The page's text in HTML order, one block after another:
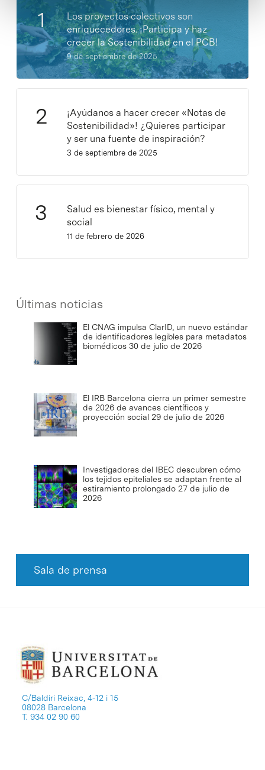
Los proyectos colectivos son
enriquecedores. ¡Participa y haz
crecer la Sostenibilidad en el PCB!
9 de septiembre de 2025
¡Ayúdanos a hacer crecer «Notas de
Sostenibilidad»! ¿Quieres participar
y ser una fuente de inspiración?
3 de septiembre de 2025
Salud es bienestar físico, mental y
social
11 de febrero de 2026
Últimas noticias
El CNAG impulsa ClarID, un nuevo estándar
de identificadores legibles para metadatos
biomédicos 30 de julio de 2026
El IRB Barcelona cierra un primer semestre
de 2026 de avances científicos y
proyección social 29 de julio de 2026
Investigadores del IBEC descubren cómo
los tejidos epiteliales se adaptan frente al
estiramiento prolongado 27 de julio de
2026
Sala de prensa
C/Baldiri Reixac, 4-12 i 15
08028 Barcelona
T. 934 02 90 60